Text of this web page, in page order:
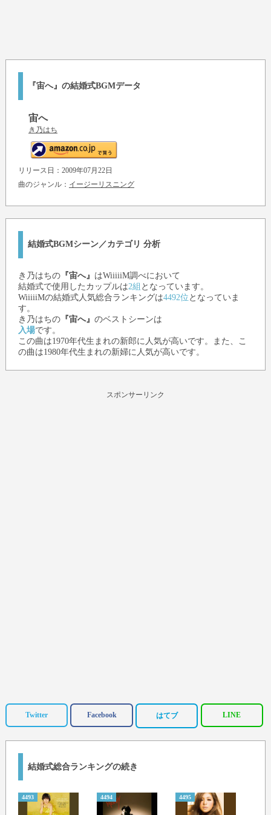
『宙へ』の結婚式BGMデータ
宙へ
き乃はち
リリース日：2009年07月22日
曲のジャンル： イージーリスニング
結婚式BGMシーン／カテゴリ 分析
き乃はちの『宙へ』 はWiiiiiM調べにおいて
結婚式で使用したカップルは2組 となっています。
WiiiiiMの結婚式人気総合ランキングは4492位 となっていま
す。
き乃はちの『宙へ』 のベストシーンは
入場です。
この曲は1970年代生まれの新郎に人気が高いです。また、こ
の曲は1980年代生まれの新婦に人気が高いです。
スポンサーリンク
Twitter Facebook はてブ LINE
結婚式総合ランキングの続き
4493 4494 4495